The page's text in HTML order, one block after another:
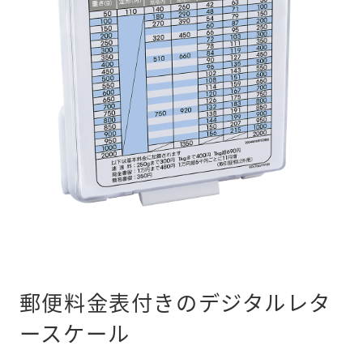
郵便料金表付きのデジタルレタ
ースケール